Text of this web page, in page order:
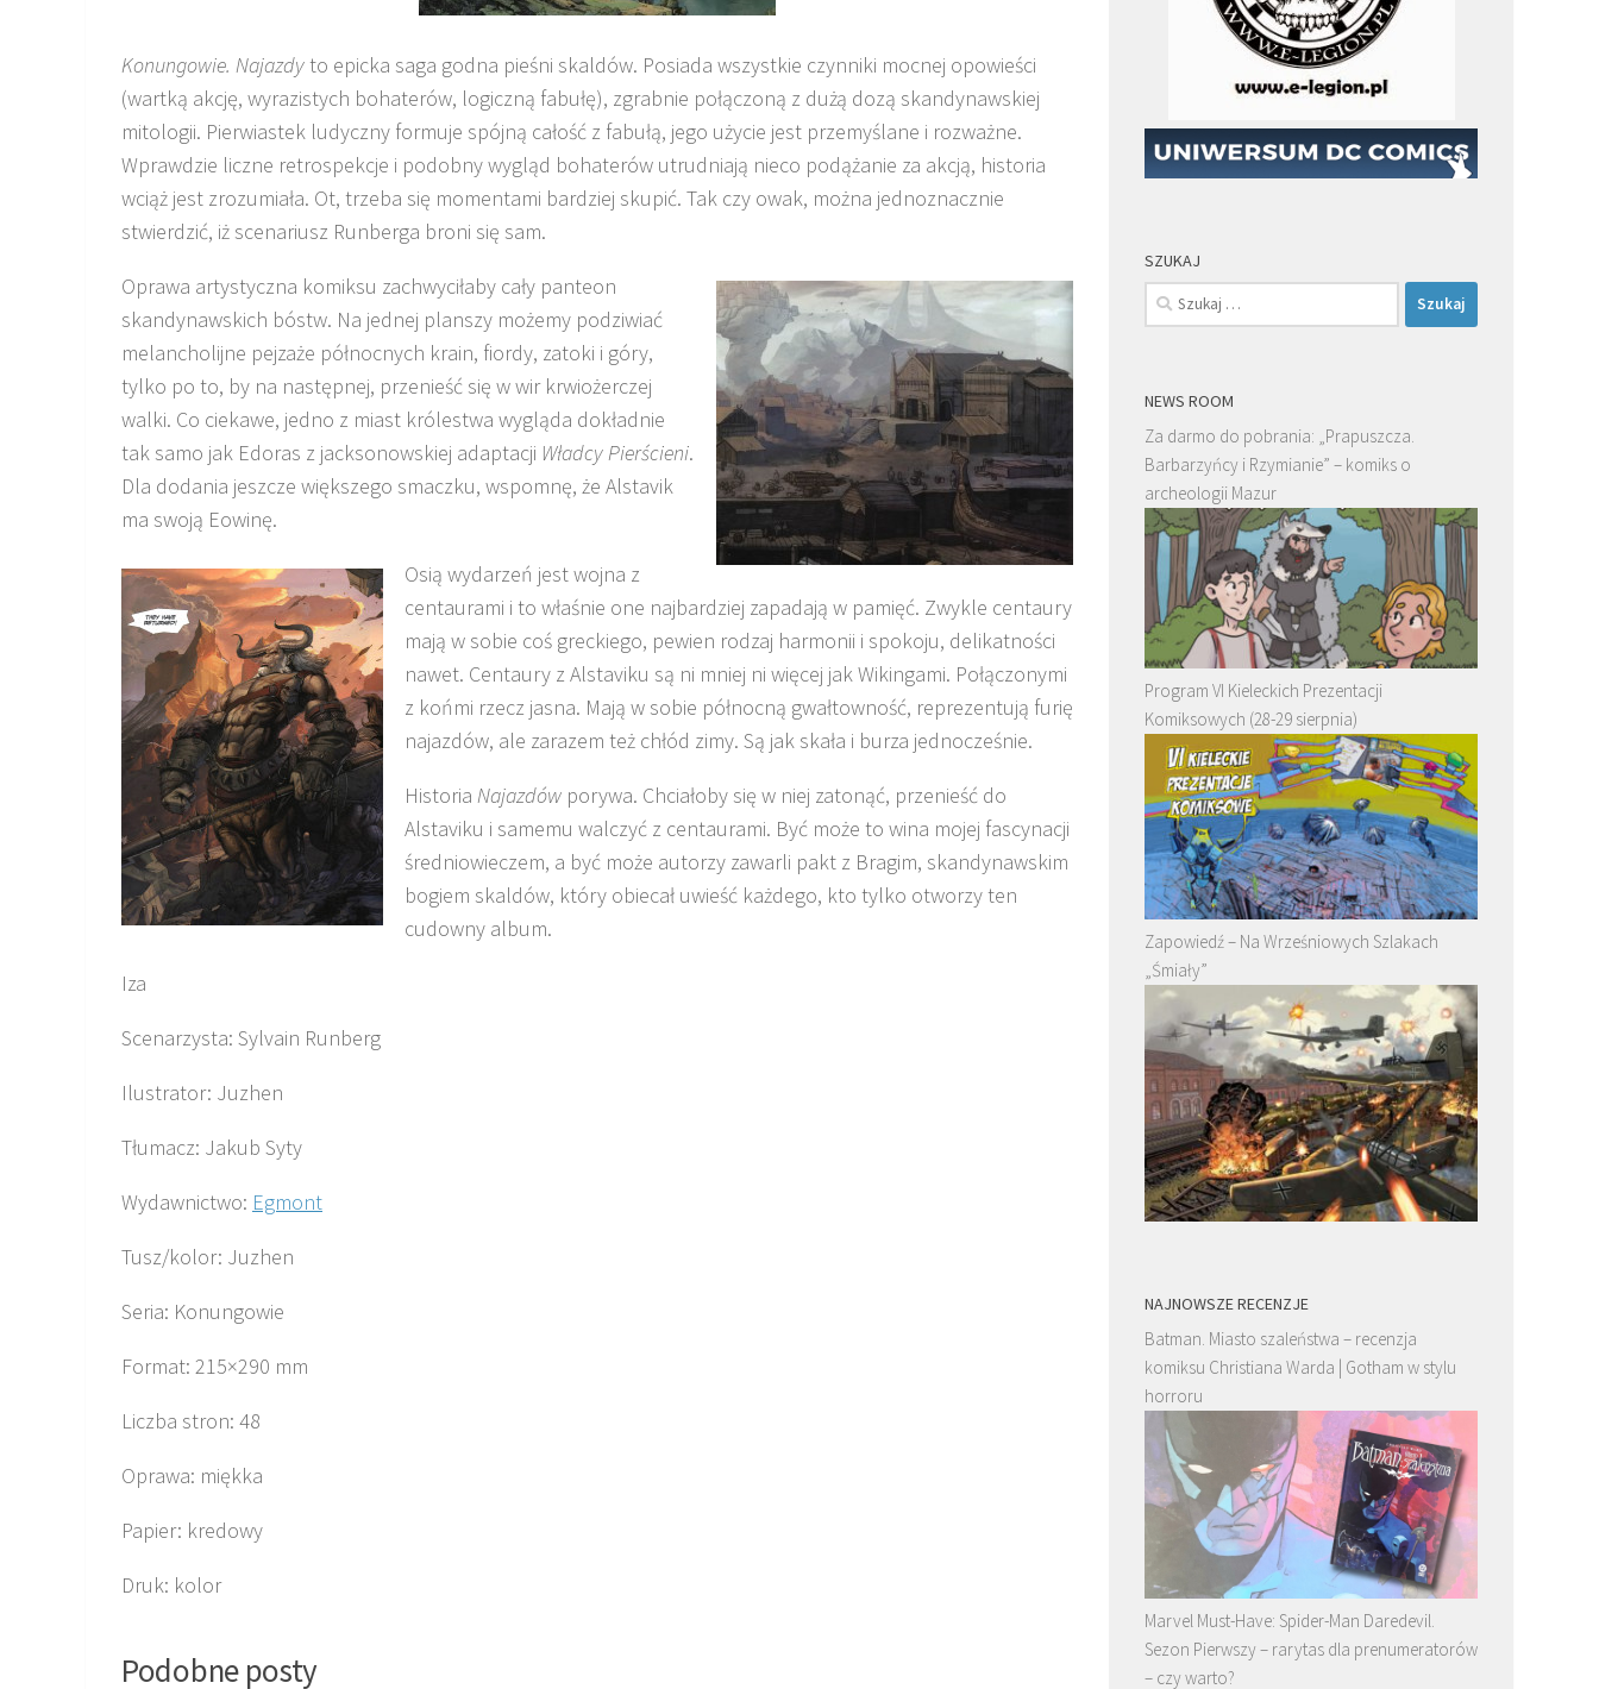
Konungowie. Najazdyto epicka saga godna pieśni skaldów. Posiada wszystkie czynniki mocnej opowieści
(wartką akcję, wyrazistych bohaterów, logiczną fabułę), zgrabnie połączoną z dużą dozą skandynawskiej
mitologii. Pierwiastek ludyczny formuje spójną całość z fabułą, jego użycie jest przemyślane i rozważne.
Wprawdzie liczne retrospekcje i podobny wygląd bohaterów utrudniają nieco podążanie za akcją, historia
wciąż jest zrozumiała. Ot, trzeba się momentami bardziej skupić. Tak czy owak, można jednoznacznie
stwierdzić, iż scenariusz Runberga broni się sam.
Oprawa artystyczna komiksu zachwyciłaby cały panteon
skandynawskich bóstw. Na jednej planszy możemy podziwiać
melancholijne pejzaże północnych krain, fiordy, zatoki i góry,
tylko po to, by na następnej, przenieść się w wir krwiożerczej
walki. Co ciekawe, jedno z miast królestwa wygląda dokładnie
tak samo jak Edoras z jacksonowskiej adaptacji Władcy Pierścieni.
Dla dodania jeszcze większego smaczku, wspomnę, że Alstavik
ma swoją Eowinę.
Osią wydarzeń jest wojna z
centaurami i to właśnie one najbardziej zapadają w pamięć. Zwykle centaury
mają w sobie coś greckiego, pewien rodzaj harmonii i spokoju, delikatności
nawet. Centaury z Alstaviku są ni mniej ni więcej jak Wikingami. Połączonymi
z końmi rzecz jasna. Mają w sobie północną gwałtowność, reprezentują furię
najazdów, ale zarazem też chłód zimy. Są jak skała i burza jednocześnie.
Historia Najazdów porywa. Chciałoby się w niej zatonąć, przenieść do
Alstaviku i samemu walczyć z centaurami. Być może to wina mojej fascynacji
średniowieczem, a być może autorzy zawarli pakt z Bragim, skandynawskim
bogiem skaldów, który obiecał uwieść każdego, kto tylko otworzy ten
cudowny album.
Iza
Scenarzysta: Sylvain Runberg
Ilustrator: Juzhen
Tłumacz: Jakub Syty
Wydawnictwo: Egmont
Tusz/kolor: Juzhen
Seria: Konungowie
Format: 215×290 mm
Liczba stron: 48
Oprawa: miękka
Papier: kredowy
Druk: kolor
Podobne posty
SZUKAJ
Szukaj:
NEWS ROOM
Za darmo do pobrania: „Prapuszcza.
Barbarzyńcy i Rzymianie” – komiks o
archeologii Mazur
Program VI Kieleckich Prezentacji
Komiksowych (28-29 sierpnia)
Zapowiedź – Na Wrześniowych Szlakach
„Śmiały”
NAJNOWSZE RECENZJE
Batman. Miasto szaleństwa – recenzja
komiksu Christiana Warda | Gotham w stylu
horroru
Marvel Must-Have: Spider-Man Daredevil.
Sezon Pierwszy – rarytas dla prenumeratorów
– czy warto?